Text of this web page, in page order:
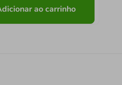
ao carrinho